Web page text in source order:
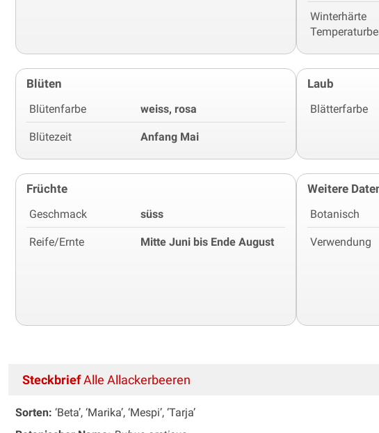
Winterhärte
Blüten
Blütenfarbe weiss, rosa
Blütezeit Anfang Mai
Laub
Blätterfarbe
Früchte
Geschmack süss
Reife/Ernte Mitte Juni bis Ende August
Weitere
Botanisch
Verwendung
SteckbriefAlle Allackerbeeren
Sorten: ‘Beta’, ‘Marika’, ‘Mespi’, ‘Tarja’